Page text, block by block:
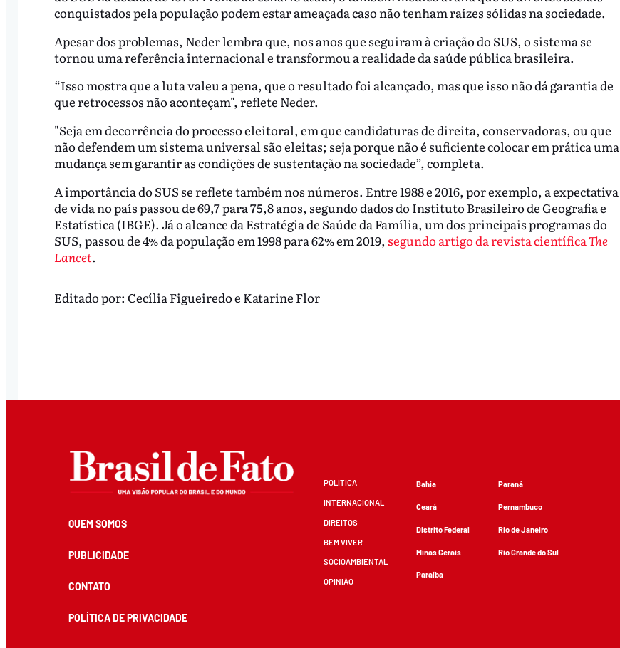
conquistados pela população podem estar ameaçada caso não tenham raízes sólidas na sociedade.
Apesar dos problemas, Neder lembra que, nos anos que seguiram à criação do SUS, o sistema se
tornou uma referência internacional e transformou a realidade da saúde pública brasileira.
“Isso mostra que a luta valeu a pena, que o resultado foi alcançado, mas que isso não dá garantia de
que retrocessos não aconteçam", reflete Neder.
"Seja em decorrência do processo eleitoral, em que candidaturas de direita, conservadoras, ou que
não defendem um sistema universal são eleitas; seja porque não é suficiente colocar em prática uma
mudança sem garantir as condições de sustentação na sociedade”, completa.
A importância do SUS se reflete também nos números. Entre 1988 e 2016, por exemplo, a expectativa
de vida no país passou de 69,7 para 75,8 anos, segundo dados do Instituto Brasileiro de Geografia e
Estatística (IBGE). Já o alcance da Estratégia de Saúde da Família, um dos principais programas do
SUS, passou de 4% da população em 1998 para 62% em 2019, segundo artigo da revista científicaThe
Lancet.
Editado por: Cecília Figueiredoe Katarine Flor
QUEM SOMOS
PUBLICIDADE
CONTATO
POLÍTICA DE PRIVACIDADE
POLÍTICA
INTERNACIONAL
DIREITOS
BEM VIVER
SOCIOAMBIENTAL
OPINIÃO
Bahia
Ceará
Distrito Federal
Minas Gerais
Paraíba
Paraná
Pernambuco
Rio de Janeiro
Rio Grande do Sul